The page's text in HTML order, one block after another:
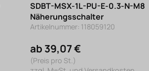
SDBT-MSX-1L-PU-E-0.3-N-M8
Näherungsschalter
Artikelnummer: 118059120
ab 39,07 €
(Preis pro St.)